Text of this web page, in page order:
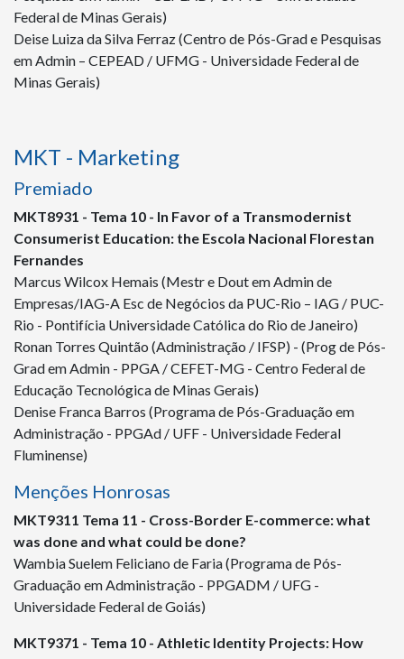
Federal de Minas Gerais)
Deise Luiza da Silva Ferraz (Centro de Pós-Grad e Pesquisas
em Admin – CEPEAD / UFMG - Universidade Federal de
Minas Gerais)
MKT - Marketing
Premiado
MKT8931 - Tema 10 - In Favor of a Transmodernist
Consumerist Education: the Escola Nacional Florestan
Fernandes
Marcus Wilcox Hemais (Mestr e Dout em Admin de
Empresas/IAG-A Esc de Negócios da PUC-Rio – IAG / PUC-
Rio - Pontifícia Universidade Católica do Rio de Janeiro)
Ronan Torres Quintão (Administração / IFSP) - (Prog de Pós-
Grad em Admin - PPGA / CEFET-MG - Centro Federal de
Educação Tecnológica de Minas Gerais)
Denise Franca Barros (Programa de Pós-Graduação em
Administração - PPGAd / UFF - Universidade Federal
Fluminense)
Menções Honrosas
MKT9311 Tema 11 - Cross-Border E-commerce: what
was done and what could be done?
Wambia Suelem Feliciano de Faria (Programa de Pós-
Graduação em Administração - PPGADM / UFG -
Universidade Federal de Goiás)
MKT9371 - Tema 10 - Athletic Identity Projects: How